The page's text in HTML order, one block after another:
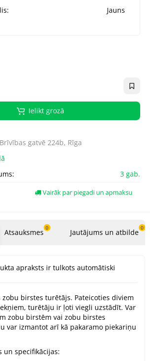
Jauns
Ielikt grozā
Brīvības gatvē 224b, Rīga
3 gab.
Vairāk par piegadi un apmaksu
Atsauksmes 0 Jautājums un atbilde 0
apraksts ir tulkots automātiski
zobu birstes turētājs. Pateicoties diviem
turētāju ir ļoti viegli uzstādīt. Var
zobu birstēm vai zobu birstes
var izmantot arī kā pakaramo piekariņu
un specifikācijas: